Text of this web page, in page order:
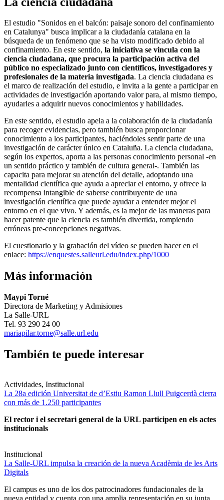
El estudio "Sonidos en el balcón: paisaje sonoro del confinamiento
en Catalunya" busca implicar a la ciudadanía catalana en la
búsqueda de un fenómeno que se ha visto modificado debido al
confinamiento. En este sentido, la iniciativa se vincula con la
ciencia ciudadana, que procura la participación activa del
público no especializado junto con científicos, investigadores y
profesionales de la materia investigada. La ciencia ciudadana es
el marco de realización del estudio, e invita a la gente a participar en
actividades de investigación aportando valor para, al mismo tiempo,
ayudarles a adquirir nuevos conocimientos y habilidades.
En este sentido, el estudio apela a la colaboración de la ciudadanía
para recoger evidencias, pero también busca proporcionar
conocimiento a los participantes, haciéndoles sentir parte de una
investigación de carácter único en Cataluña. La ciencia ciudadana,
según los expertos, aporta a las personas conocimiento personal -en
un sentido práctico y también de cultura general-. También las
capacita para mejorar su atención del detalle, adoptando una
mentalidad científica que ayuda a apreciar el entorno, y ofrece la
recompensa intangible de saberse contribuyente de una
investigación científica que puede ayudar a entender mejor el
entorno en el que vivo. Y además, es la mejor de las maneras para
hacer patente que la ciencia es también divertida, rompiendo
erróneas pre-concepciones negativas.
El cuestionario y la grabación del vídeo se pueden hacer en el
enlace: https://enquestes.salleurl.edu/index.php/1000
Más información
Maypi Torné
Directora de Marketing y Admisiones
La Salle-URL
Tel. 93 290 24 00
mariapilar.torne@salle.url.edu
También te puede interesar
Actividades, Institucional
La 28a edición Universitat de d’Estiu Ramon Llull Puigcerdà cierra
con más de 1.250 participantes
El rector i el secretari general de la URL participen en els actes
institucionals
Institucional
La Salle-URL impulsa la creación de la nueva Acadèmia de les Arts
Digitals
El campus es uno de los dos patrocinadores fundacionales de la
nueva entidad y cuenta con una amplia representación en su junta